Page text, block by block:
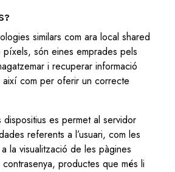
similars com ara local shared
són eines emprades pels
i recuperar informació
així com per oferir un correcte
dispositius es permet al servidor
referents a l’usuari, com les
la visualització de les pàgines
contrasenya, productes que més li